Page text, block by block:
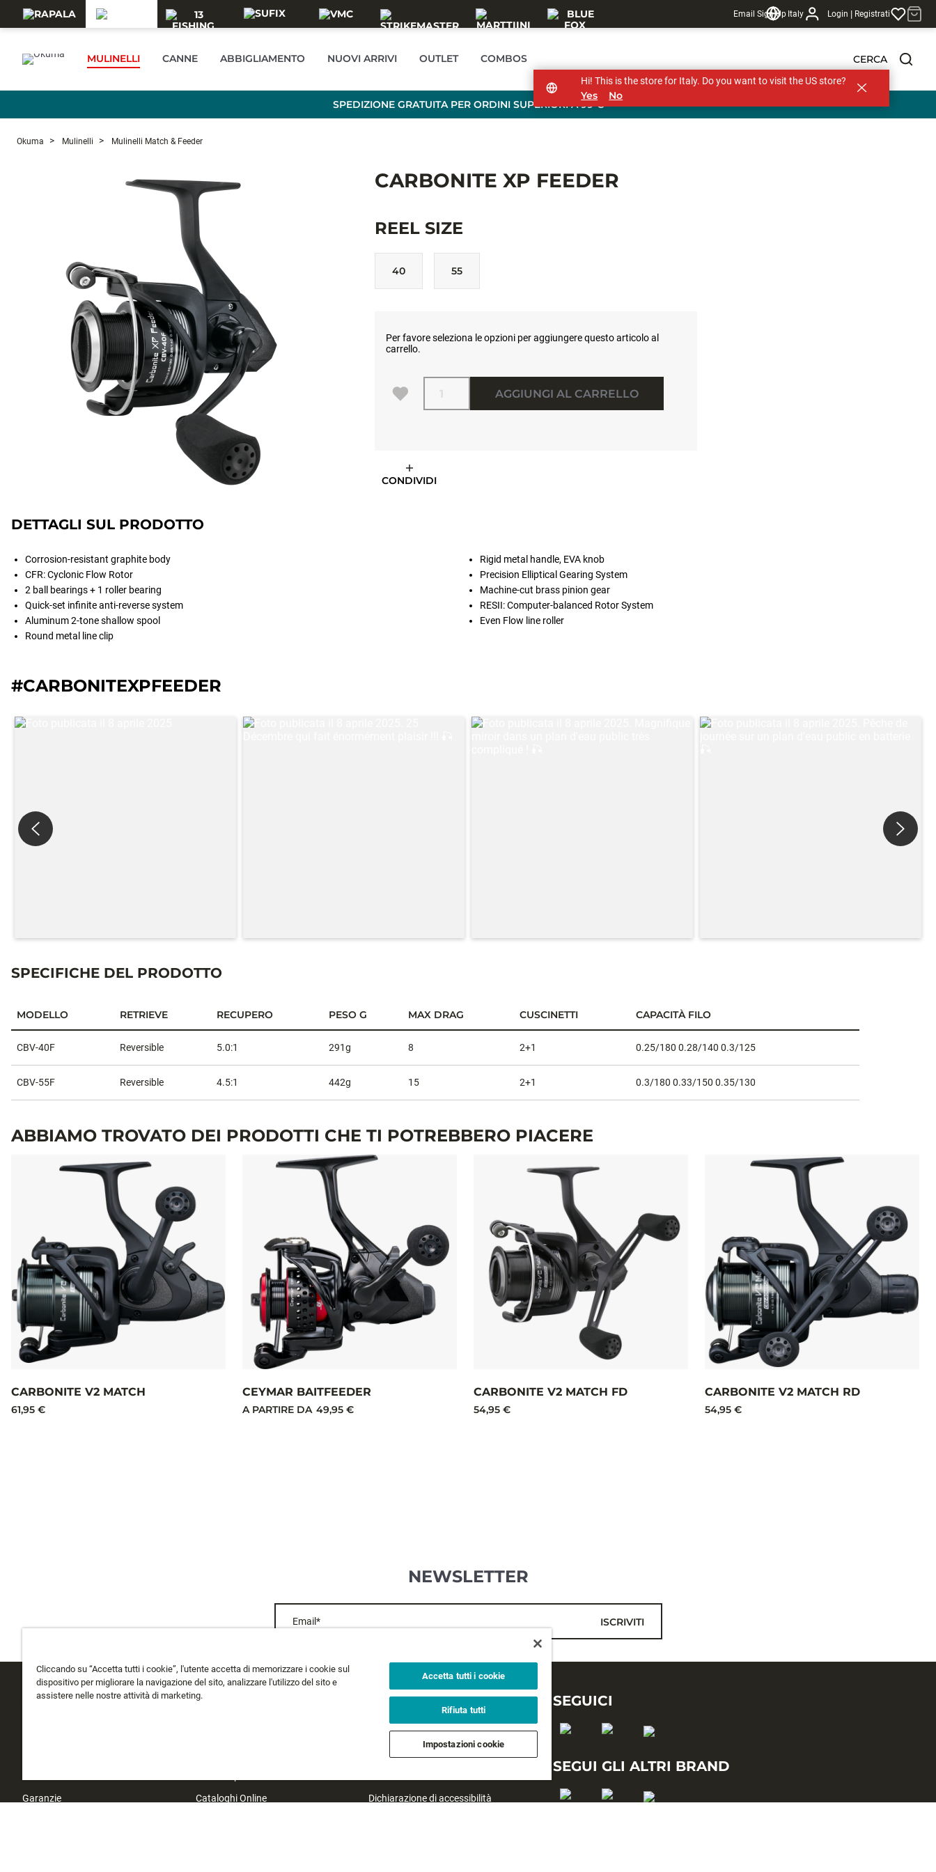
Email Sign Up Italy Login | Registrati
MULINELLI CANNE ABBIGLIAMENTO NUOVI ARRIVI OUTLET COMBOS CERCA
SPEDIZIONE GRATUITA PER ORDINI SUPERIORI A 99 €
Okuma Mulinelli Mulinelli Match & Feeder
CARBONITE XP FEEDER
REEL SIZE
40 55
Per favore seleziona le opzioni per aggiungere questo articolo al
carrello.
Quantità
AGGIUNGI AL CARRELLO
CONDIVIDI
DETTAGLI SUL PRODOTTO
Corrosion-resistant graphite body
CFR: Cyclonic Flow Rotor
2 ball bearings + 1 roller bearing
Quick-set infinite anti-reverse system
Aluminum 2-tone shallow spool
Round metal line clip
Rigid metal handle, EVA knob
Precision Elliptical Gearing System
Machine-cut brass pinion gear
RESII: Computer-balanced Rotor System
Even Flow line roller
#CARBONITEXPFEEDER
SPECIFICHE DEL PRODOTTO
MODELLO RETRIEVE RECUPERO PESO G MAX DRAG CUSCINETTI CAPACITÀ FILO
CBV-40F Reversible 5.0:1 291g 8 2+1 0.25/180 0.28/140 0.3/125
CBV-55F Reversible 4.5:1 442g 15 2+1 0.3/180 0.33/150 0.35/130
ABBIAMO TROVATO DEI PRODOTTI CHE TI POTREBBERO PIACERE
CARBONITE V2 MATCH
61,95 €
CEYMAR BAITFEEDER
A PARTIRE DA 49,95 €
CARBONITE V2 MATCH FD
54,95 €
CARBONITE V2 MATCH RD
54,95 €
NEWSLETTER
Email* ISCRIVITI
ASSISTENZA CLIENTI
Garanzie
CHI SIAMO
Cataloghi Online
LEGALE
Privacy
Dichiarazione di accessibilità
SEGUICI
SEGUI GLI ALTRI BRAND
Hi! This is the store for Italy. Do you want to visit the US store?
Yes No
Cliccando su “Accetta tutti i cookie”, l'utente accetta di memorizzare i cookie sul
dispositivo per migliorare la navigazione del sito, analizzare l'utilizzo del sito e
assistere nelle nostre attività di marketing.
Accetta tutti i cookie
Rifiuta tutti
Impostazioni cookie